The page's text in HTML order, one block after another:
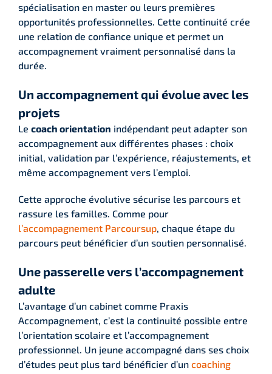
spécialisation en master ou leurs premières
opportunités professionnelles. Cette continuité crée
une relation de confiance unique et permet un
accompagnement vraiment personnalisé dans la
durée.
Un accompagnement qui évolue avec les
projets
Le coach orientation indépendant peut adapter son
accompagnement aux différentes phases : choix
initial, validation par l’expérience, réajustements, et
même accompagnement vers l’emploi.
Cette approche évolutive sécurise les parcours et
rassure les familles. Comme pour
l’accompagnement Parcoursup , chaque étape du
parcours peut bénéficier d’un soutien personnalisé.
Une passerelle vers l’accompagnement
adulte
L’avantage d’un cabinet comme Praxis
Accompagnement, c’est la continuité possible entre
l’orientation scolaire et l’accompagnement
professionnel. Un jeune accompagné dans ses choix
d’études peut plus tard bénéficier d’un coaching